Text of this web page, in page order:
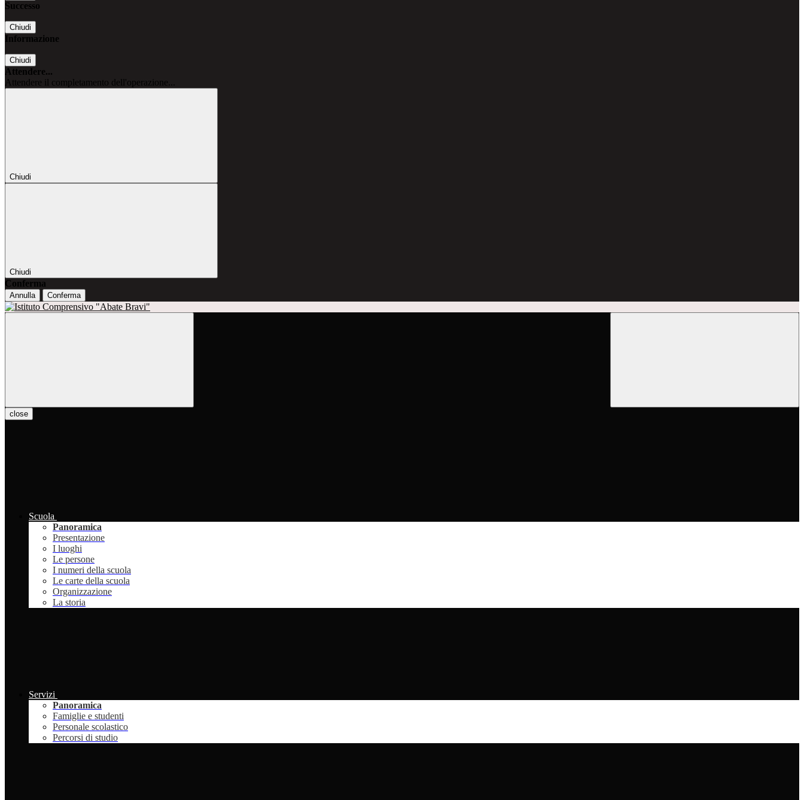
Successo
Chiudi
Informazione
Chiudi
Attendere...
Attendere il completamento dell'operazione...
Chiudi
Chiudi
Conferma
Annulla Conferma
close
Scuola
Panoramica
Presentazione
I luoghi
Le persone
I numeri della scuola
Le carte della scuola
Organizzazione
La storia
Servizi
Panoramica
Famiglie e studenti
Personale scolastico
Percorsi di studio